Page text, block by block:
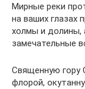
Мирные реки
на ваших глазах
холмы и долины,
замечательные
Священную гору
флорой,